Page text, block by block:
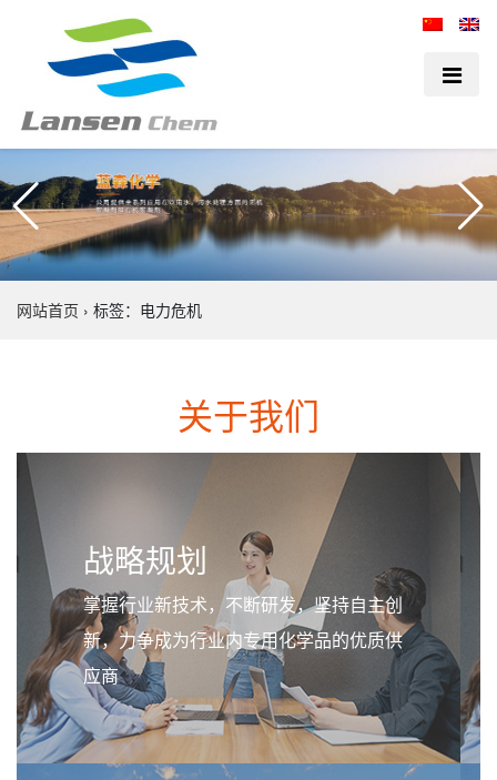
网站首页 › 标签：电力危机
关于我们
战略规划
掌握行业新技术，不断研发，坚持自主创
新，力争成为行业内专用化学品的优质供
应商